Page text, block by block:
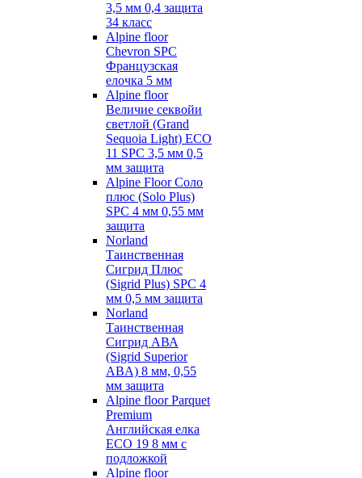
3,5 мм 0,4 защита
34 класс
Alpine floor
Chevron SPC
Французская
елочка 5 мм
Alpine floor
Величие секвойи
светлой (Grand
Sequoia Light) ECO
11 SPC 3,5 мм 0,5
мм защита
Alpine Floor Соло
плюс (Solo Plus)
SPC 4 мм 0,55 мм
защита
Norland
Таинственная
Сигрид Плюс
(Sigrid Plus) SPC 4
мм 0,5 мм защита
Norland
Таинственная
Сигрид АВА
(Sigrid Superior
ABA) 8 мм, 0,55
мм защита
Alpine floor Parquet
Premium
Английская елка
ECO 19 8 мм с
подложкой
Alpine floor